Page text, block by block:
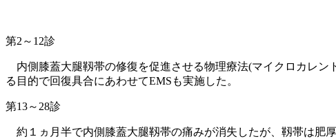
第2～12診
内側膝蓋大腿靱帯の修復を促進させる物理療法(マイクロカレン
る目的で回復具合にあわせてEMSも実施した。
第13～28診
約１ヵ月半で内側膝蓋大腿靱帯の痛みが消失したが、靱帯は肥